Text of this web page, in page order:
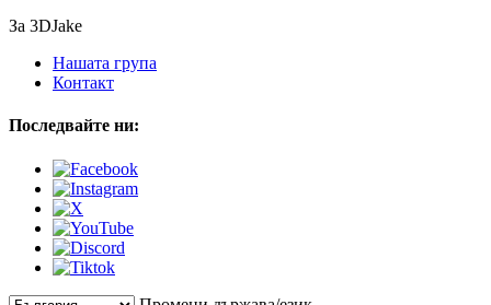
За 3DJake
Нашата група
Контакт
Последвайте ни: